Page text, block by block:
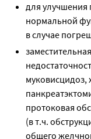
для улучшения
нормальной
в случае
муковисцидоз,
протоковая
(в т.ч.
общего